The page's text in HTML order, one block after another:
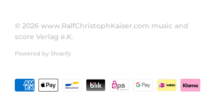
© 2026 www.RalfChristophKaiser.com music and
score Verlag e.K.
Powered by Shopify